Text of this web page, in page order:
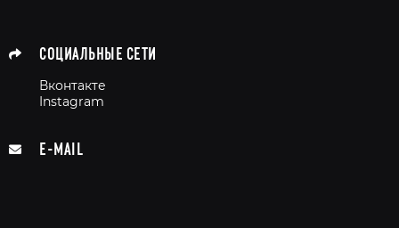
СОЦИАЛЬНЫЕ СЕТИ
Вконтакте
Instagram
E-MAIL